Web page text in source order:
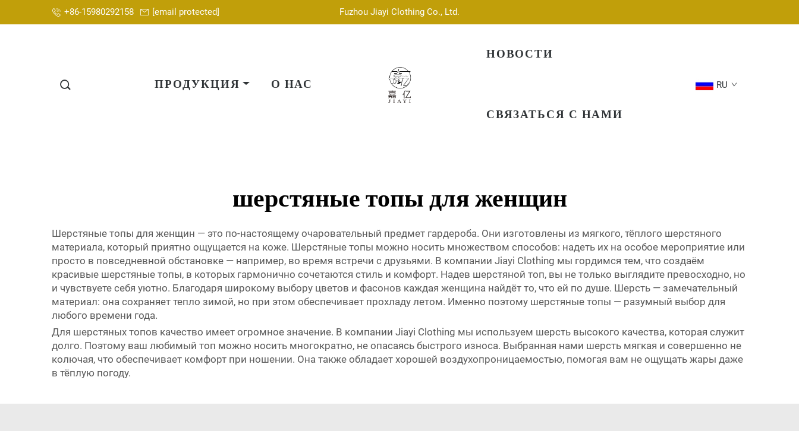
+86-15980292158 [email protected] Fuzhou Jiayi Clothing Co., Ltd.
ПРОДУКЦИЯ О НАС
НОВОСТИ
СВЯЗАТЬСЯ С НАМИ
RU
шерстяные топы для женщин
Шерстяные топы для женщин — это по-настоящему очаровательный предмет гардероба. Они изготовлены из мягкого, тёплого шерстяного
материала, который приятно ощущается на коже. Шерстяные топы можно носить множеством способов: надеть их на особое мероприятие или
просто в повседневной обстановке — например, во время встречи с друзьями. В компании Jiayi Clothing мы гордимся тем, что создаём
красивые шерстяные топы, в которых гармонично сочетаются стиль и комфорт. Надев шерстяной топ, вы не только выглядите превосходно, но
и чувствуете себя уютно. Благодаря широкому выбору цветов и фасонов каждая женщина найдёт то, что ей по душе. Шерсть — замечательный
материал: она сохраняет тепло зимой, но при этом обеспечивает прохладу летом. Именно поэтому шерстяные топы — разумный выбор для
любого времени года.
Для шерстяных топов качество имеет огромное значение. В компании Jiayi Clothing мы используем шерсть высокого качества, которая служит
долго. Поэтому ваш любимый топ можно носить многократно, не опасаясь быстрого износа. Выбранная нами шерсть мягкая и совершенно не
колючая, что обеспечивает комфорт при ношении. Она также обладает хорошей воздухопроницаемостью, помогая вам не ощущать жары даже
в тёплую погоду.